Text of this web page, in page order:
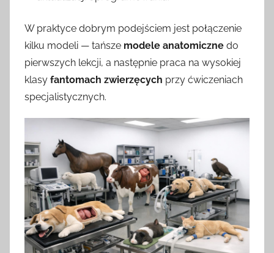
W praktyce dobrym podejściem jest połączenie
kilku modeli — tańsze modele anatomiczne do
pierwszych lekcji, a następnie praca na wysokiej
klasy fantomach zwierzęcych przy ćwiczeniach
specjalistycznych.